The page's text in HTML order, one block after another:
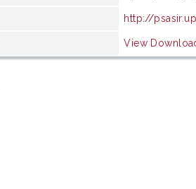
http://
View